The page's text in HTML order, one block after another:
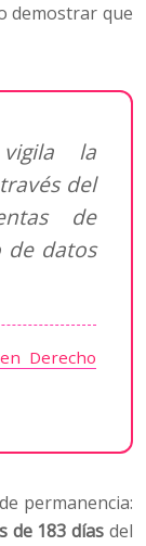
demostrar que
la
del
de
de datos
Derecho
permanencia:
de 183 días del